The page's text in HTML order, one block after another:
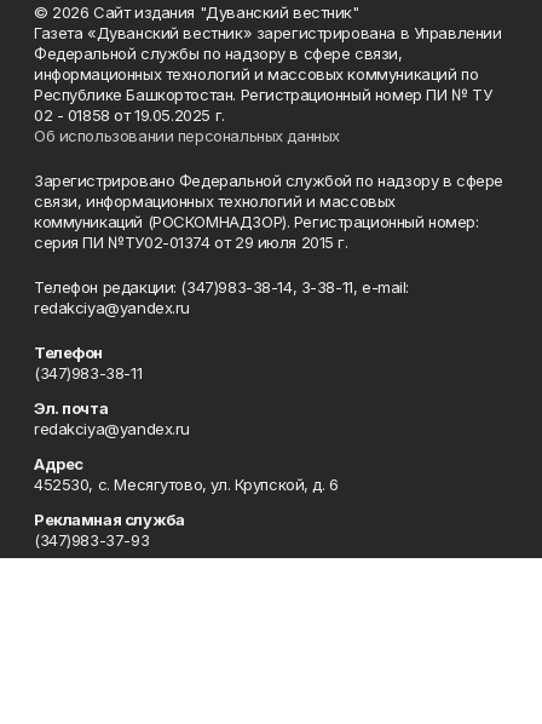
© 2026 Сайт издания "Дуванский вестник"
Газета «Дуванский вестник» зарегистрирована в Управлении
Федеральной службы по надзору в сфере связи,
информационных технологий и массовых коммуникаций по
Республике Башкортостан. Регистрационный номер ПИ № ТУ
02 - 01858 от 19.05.2025 г.
Об использовании персональных данных
Зарегистрировано Федеральной службой по надзору в сфере
связи, информационных технологий и массовых
коммуникаций (РОСКОМНАДЗОР). Регистрационный номер:
серия ПИ №ТУ02-01374 от 29 июля 2015 г.
Телефон редакции: (347)983-38-14, 3-38-11, e-mail:
redakciya@yandex.ru
Телефон
(347)983-38-11
Эл. почта
redakciya@yandex.ru
Адрес
452530, с. Месягутово, ул. Крупской, д. 6
Рекламная служба
(347)983-37-93